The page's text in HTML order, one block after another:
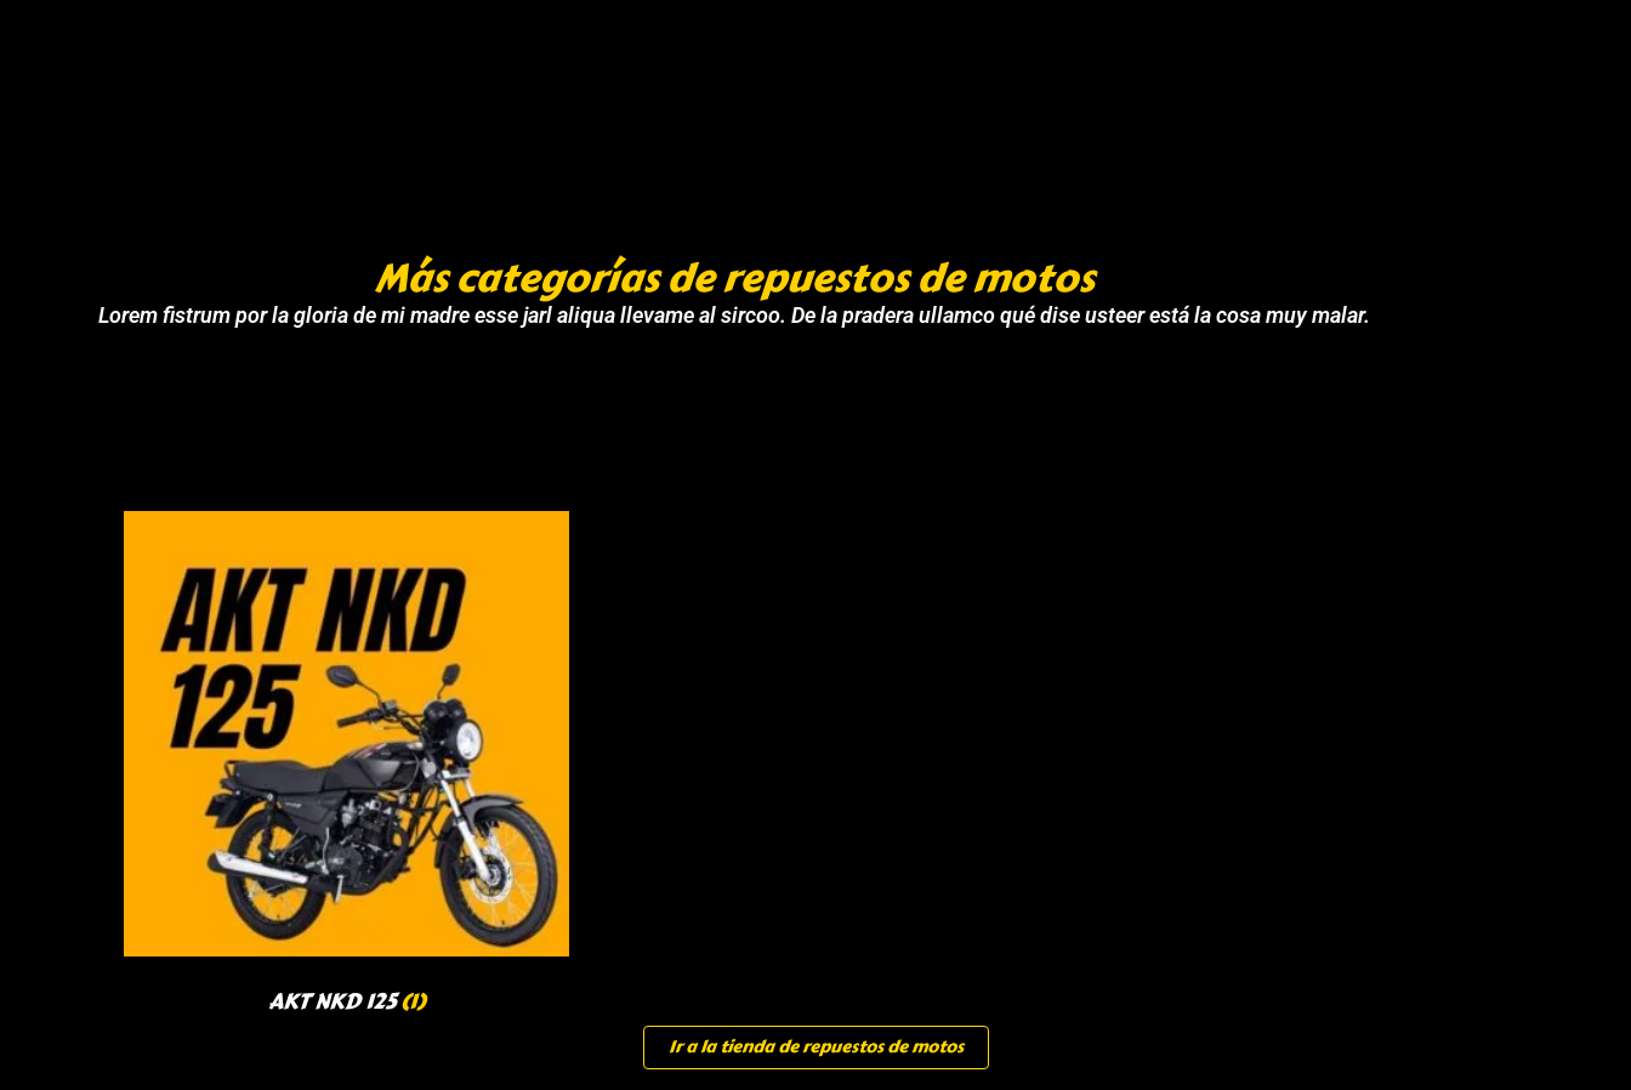
Más categorías de repuestos de motos
Lorem fistrum por la gloria de mi madre esse jarl aliqua llevame al sircoo. De la pradera ullamco qué dise usteer está la cosa muy malar.
AKT NKD 125(1)
Ir a la tienda de repuestos de motos